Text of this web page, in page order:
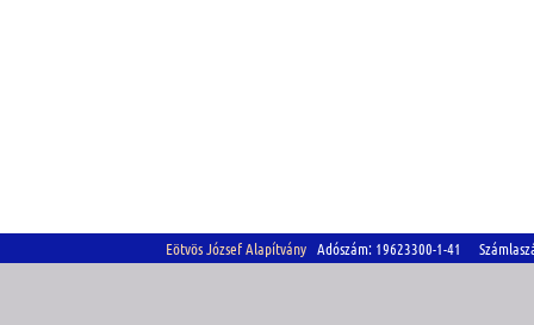
Eötvös József Alapítvány Adószám: 19623300-1-41